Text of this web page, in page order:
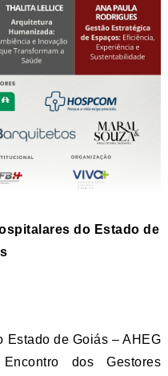
do Estado de
Estado de Goiás – AHEG
dos Gestores